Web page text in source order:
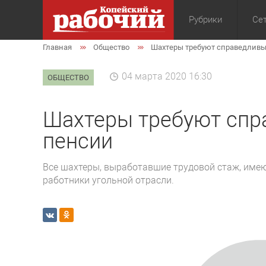
Рубрики
Общество
Главная Общество Шахтеры требуют
ОБЩЕСТВО 04 марта 2020 16:30
Шахтеры требуют
пенсии
Все шахтеры, выработавшие трудовой стаж,
работники угольной отрасли.